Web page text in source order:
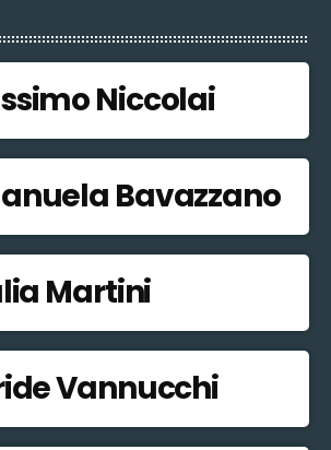
Niccolai
Bavazzano
Martini
Vannucchi